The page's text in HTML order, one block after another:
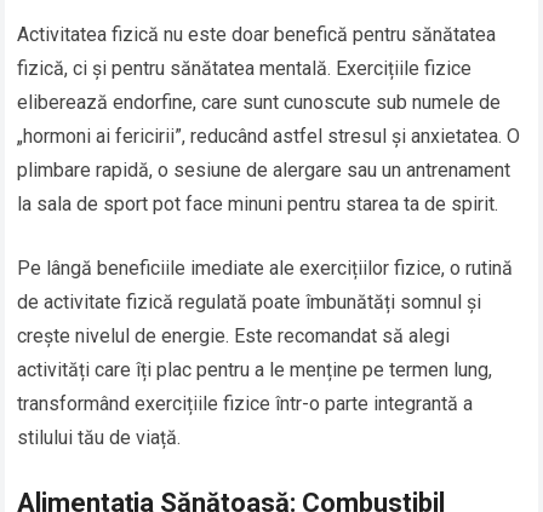
Activitatea fizică nu este doar benefică pentru sănătatea
fizică, ci și pentru sănătatea mentală. Exercițiile fizice
eliberează endorfine, care sunt cunoscute sub numele de
„hormoni ai fericirii”, reducând astfel stresul și anxietatea. O
plimbare rapidă, o sesiune de alergare sau un antrenament
la sala de sport pot face minuni pentru starea ta de spirit.
Pe lângă beneficiile imediate ale exercițiilor fizice, o rutină
de activitate fizică regulată poate îmbunătăți somnul și
crește nivelul de energie. Este recomandat să alegi
activități care îți plac pentru a le menține pe termen lung,
transformând exercițiile fizice într-o parte integrantă a
stilului tău de viață.
Alimentația Sănătoasă: Combustibil